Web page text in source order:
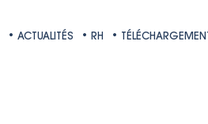
• ACTUALITÉS • RH • TÉLÉCHARGEMENT